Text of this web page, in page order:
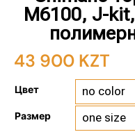
M6100, J-
43 900 KZT
Цвет
Размер